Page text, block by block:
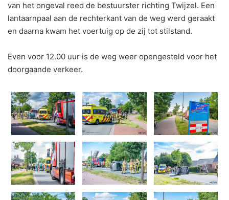
van het ongeval reed de bestuurster richting Twijzel. Een
lantaarnpaal aan de rechterkant van de weg werd geraakt
en daarna kwam het voertuig op de zij tot stilstand.
Even voor 12.00 uur is de weg weer opengesteld voor het
doorgaande verkeer.